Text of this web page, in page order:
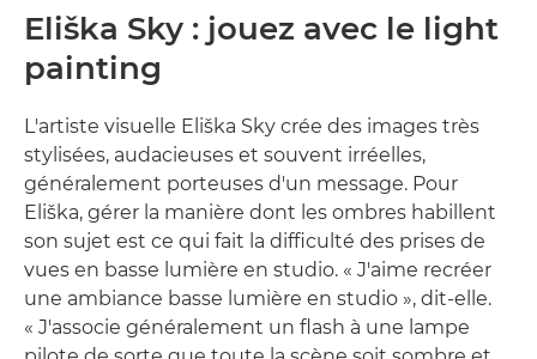
Eliška Sky : jouez avec le light
painting
L'artiste visuelle Eliška Sky crée des images très
stylisées, audacieuses et souvent irréelles,
généralement porteuses d'un message. Pour
Eliška, gérer la manière dont les ombres habillent
son sujet est ce qui fait la difficulté des prises de
vues en basse lumière en studio. « J'aime recréer
une ambiance basse lumière en studio », dit-elle.
« J'associe généralement un flash à une lampe